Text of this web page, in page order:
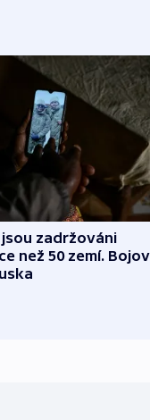
jsou zadržováni
než 50 zemí.